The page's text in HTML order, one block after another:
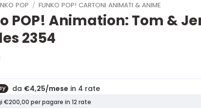
POP / FUNKO POP! CARTONI ANIMATI & ANIME
POP! Animation: Tom &
2354